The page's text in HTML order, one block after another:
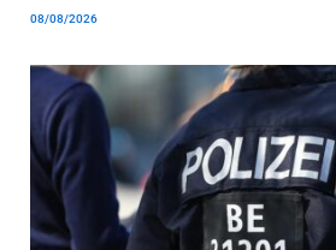
08/08/2026